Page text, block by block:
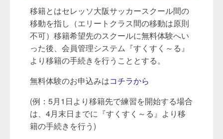
移籍とはセレッソ大阪サッカースクール間の
移動を指し（エリートクラス間の移動は原則
不可）移籍希望先のスクールに無料体験へい
った後、会員管理システム『すくすく～る』
より移籍の手続きを行うこととする。
無料体験のお申込みはコチラから
(例：5月1日より移籍先で練習を開始する場合
は、4月末日までに『すくすく～る』より移
籍の手続きを行う)